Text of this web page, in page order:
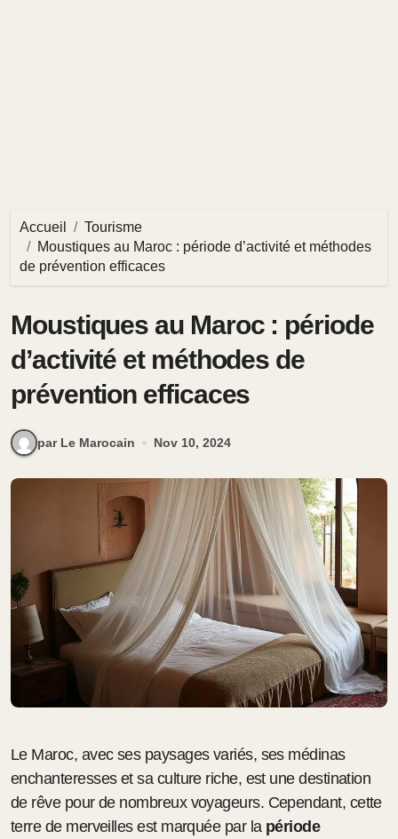
Accueil
Tourisme
Moustiques au Maroc : période d’activité et méthodes
de prévention efficaces
Moustiques au Maroc : période
d’activité et méthodes de
prévention efficaces
par Le Marocain Nov 10, 2024
Le Maroc, avec ses paysages variés, ses médinas
enchanteresses et sa culture riche, est une destination
de rêve pour de nombreux voyageurs. Cependant, cette
terre de merveilles est marquée par la période